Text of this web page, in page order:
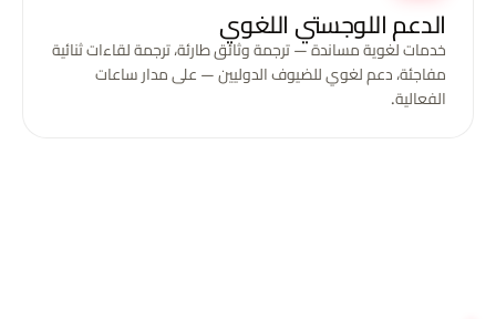
الدعم اللوجستي اللغوي
خدمات لغوية مساندة — ترجمة وثائق طارئة، ترجمة لقاءات ثنائية
مفاجئة، دعم لغوي للضيوف الدوليين — على مدار ساعات
الفعالية.